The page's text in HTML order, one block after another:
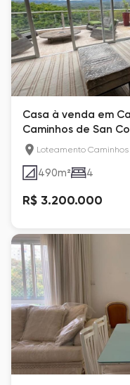
Casa à venda em
Caminhos de San
m², San Conrado
Loteamento
490m² 4
R$ 3.200.000